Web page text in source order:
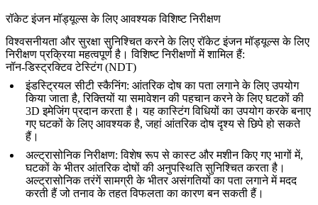
रॉकेट इंजन मॉड्यूल्स के लिए आवश्यक विशिष्ट निरीक्षण
विश्वसनीयता और सुरक्षा सुनिश्चित करने के लिए रॉकेट इंजन मॉड्यूल्स के लिए
निरीक्षण प्रक्रिया महत्वपूर्ण है। विशिष्ट निरीक्षणों में शामिल हैं:
नॉन-डिस्ट्रक्टिव टेस्टिंग (NDT)
इंडस्ट्रियल सीटी स्कैनिंग: आंतरिक दोष का पता लगानेके लिए उपयोग
किया जाता है, रिक्तियों या समावेशन की पहचान करने के लिए घटकों की
3D इमेजिंग प्रदान करता है। यह कास्टिंग विधियों का उपयोग करके बनाए
गए घटकों के लिए आवश्यक है, जहां आंतरिक दोष दृश्य से छिपे हो सकते
हैं।
अल्ट्रासोनिक निरीक्षण: विशेष रूप से कास्ट और मशीन किए गए भागों में,
घटकों के भीतर आंतरिक दोषों की अनुपस्थिति सुनिश्चित करता है।
अल्ट्रासोनिक तरंगेंसामग्री के भीतर असंगतियों का पता लगाने में मदद
करती हैं जो तनाव के तहत विफलता का कारण बन सकती हैं।